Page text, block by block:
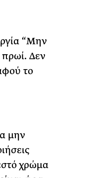
“Μην
πρωί. Δεν
το
μην
χρώμα